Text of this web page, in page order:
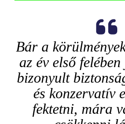
Bár a
az év első
bizonyult
és konzervatív
fektetni, mára